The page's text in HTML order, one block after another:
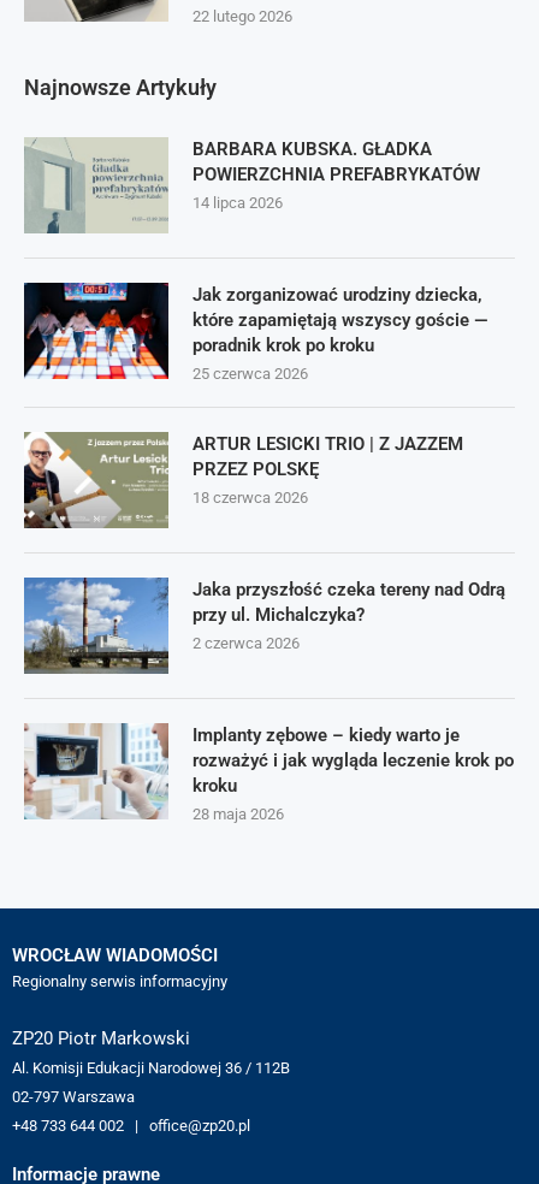
22 lutego 2026
Najnowsze Artykuły
BARBARA KUBSKA. GŁADKA
POWIERZCHNIA PREFABRYKATÓW
14 lipca 2026
Jak zorganizować urodziny dziecka,
które zapamiętają wszyscy goście —
poradnik krok po kroku
25 czerwca 2026
ARTUR LESICKI TRIO | Z JAZZEM
PRZEZ POLSKĘ
18 czerwca 2026
Jaka przyszłość czeka tereny nad Odrą
przy ul. Michalczyka?
2 czerwca 2026
Implanty zębowe – kiedy warto je
rozważyć i jak wygląda leczenie krok po
kroku
28 maja 2026
WROCŁAW WIADOMOŚCI
Regionalny serwis informacyjny
ZP20 Piotr Markowski
Al. Komisji Edukacji Narodowej 36 / 112B
02-797 Warszawa
+48 733 644 002 | office@zp20.pl
Informacje prawne